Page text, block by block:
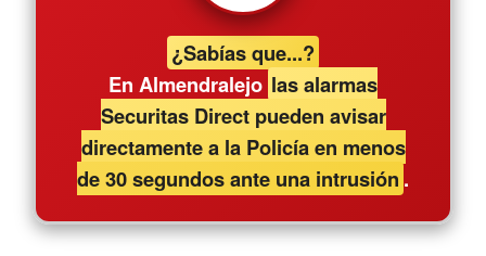
¿Sabías que...?
En Almendralejo las alarmas
Securitas Direct pueden avisar
directamente a la Policía en menos
de 30 segundos ante una intrusión .